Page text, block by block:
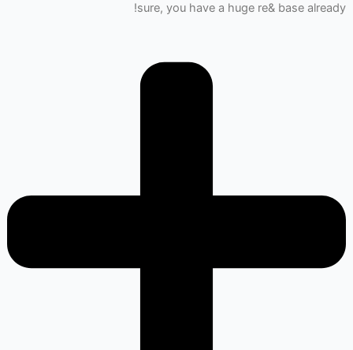
sure, you have a huge re& base already!